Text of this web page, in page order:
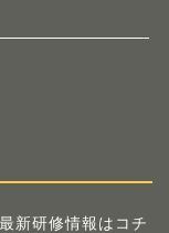
新研修情報はコチ